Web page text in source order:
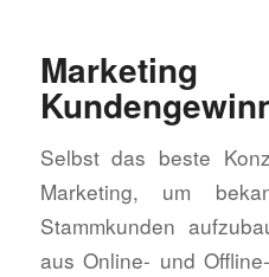
Selbst das beste
Marketing, um
Stammkunden
aus Online- und